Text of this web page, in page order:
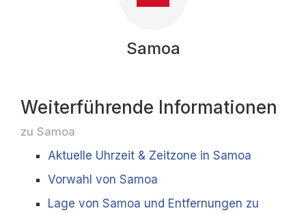
Samoa
Weiterführende Informationen
zu Samoa
Aktuelle Uhrzeit & Zeitzone in Samoa
Vorwahl von Samoa
Lage von Samoa und Entfernungen zu